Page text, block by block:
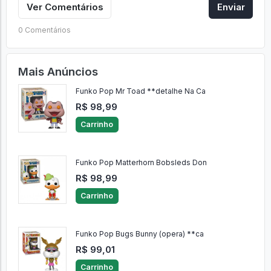
Ver Comentários Enviar
0 Comentários
Mais Anúncios
Funko Pop Mr Toad **detalhe Na Ca
R$ 98,99
Carrinho
Funko Pop Matterhorn Bobsleds Don
R$ 98,99
Carrinho
Funko Pop Bugs Bunny (opera) **ca
R$ 99,01
Carrinho